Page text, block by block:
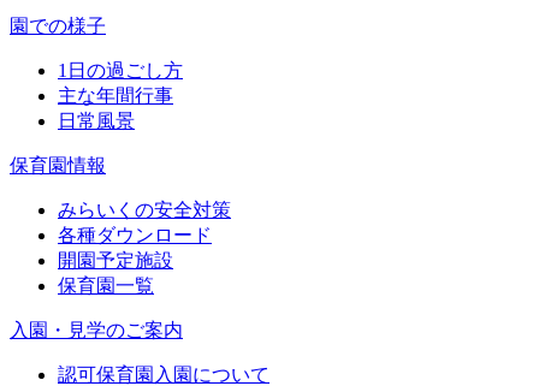
園での様子
1日の過ごし方
主な年間行事
日常風景
保育園情報
みらいくの安全対策
各種ダウンロード
開園予定施設
保育園一覧
入園・見学のご案内
認可保育園入園について